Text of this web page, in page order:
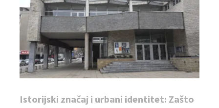
Istorijski značaj i urbani identitet: Zašto